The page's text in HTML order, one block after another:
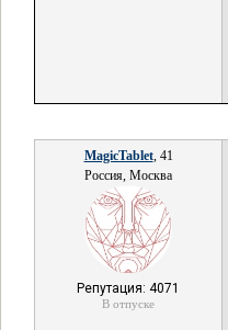
MagicTablet, 41
Россия, Москва
Репутация: 4071
В отпуске